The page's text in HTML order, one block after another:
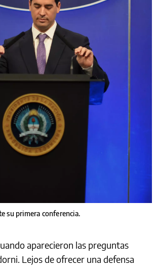
su primera conferencia.
aparecieron las preguntas
Lejos de ofrecer una defensa